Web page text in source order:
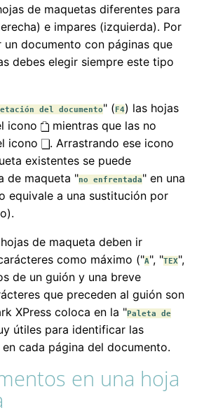
de maquetas diferentes para
e impares (izquierda). Por
un documento con páginas que
debes elegir siempre este tipo
del documento" (F4) las hojas
icono
mientras que las no
icono
. Arrastrando ese icono
existentes se puede
de maqueta "no enfrentada" en una
equivale a una sustitución por
de maqueta deben ir
como máximo ("A", "TEX",
de un guión y una breve
que preceden al guión son
XPress coloca en la "Paleta de
útiles para identificar las
cada página del documento.
en una hoja